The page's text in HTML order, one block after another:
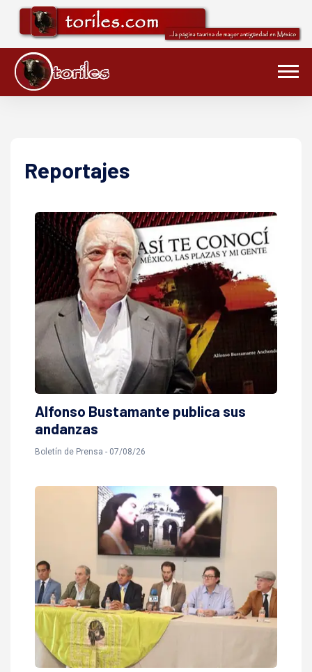
Reportajes
Alfonso Bustamante publica sus
andanzas
Boletí­n de Prensa - 07/08/26